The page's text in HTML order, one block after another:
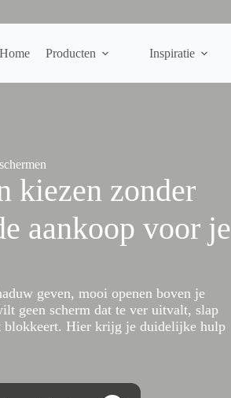
Home Producten Inspiratie
kiezen zonder
aankoop voor je
geven, mooi openen boven je
geen scherm dat te ver uitvalt, slap
Hier krijg je duidelijke hulp